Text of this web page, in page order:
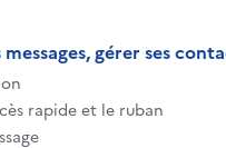
gérer ses
rapide et le ruban